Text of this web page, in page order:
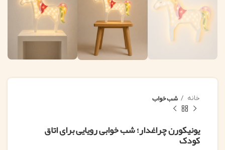
خانه شب خواب
یونیکورن چراغدار؛ شب خوابی رویایی برای اتاق
کودک